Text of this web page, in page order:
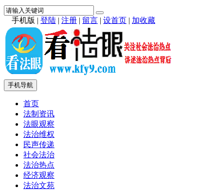
手机版 | 登陆 | 注册 | 留言 | 设首页 | 加收藏
手机导航
首页
法制资讯
法眼观察
法治维权
民声传递
社会法治
法治热点
经济观察
法治文苑